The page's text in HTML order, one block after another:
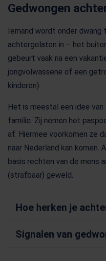
Gedwongen
Iemand wordt onder dwang
achtergelaten in – het
gebeurt vaak na een
jongvolwassene of een
kinderen).
Het is meestal een idee
familie. Zij nemen het
af. Hiermee voorkomen ze
naar Nederland kan komen.
basis rechten van de mens
(strafbaar) geweld.
Hoe herken je
Het slachtoffer
Signalen van